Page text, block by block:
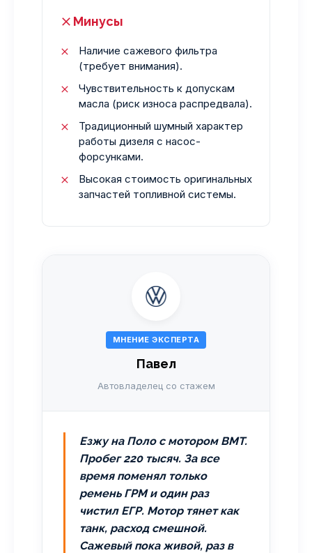
Минусы
Наличие сажевого фильтра
(требует внимания).
Чувствительность к допускам
масла (риск износа распредвала).
Традиционный шумный характер
работы дизеля с насос-
форсунками.
Высокая стоимость оригинальных
запчастей топливной системы.
МНЕНИЕ ЭКСПЕРТА
Павел
Автовладелец со стажем
Езжу на Поло с мотором BMT.
Пробег 220 тысяч. За все
время поменял только
ремень ГРМ и один раз
чистил ЕГР. Мотор тянет как
танк, расход смешной.
Сажевый пока живой, раз в